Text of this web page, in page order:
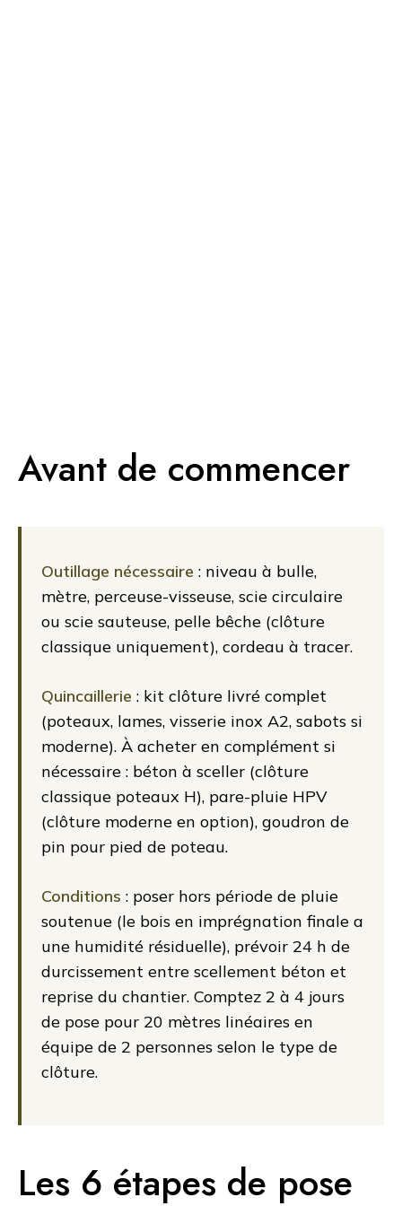
Avant de commencer
Outillage nécessaire : niveau à bulle,
mètre, perceuse-visseuse, scie circulaire
ou scie sauteuse, pelle bêche (clôture
classique uniquement), cordeau à tracer.
Quincaillerie : kit clôture livré complet
(poteaux, lames, visserie inox A2, sabots si
moderne). À acheter en complément si
nécessaire : béton à sceller (clôture
classique poteaux H), pare-pluie HPV
(clôture moderne en option), goudron de
pin pour pied de poteau.
Conditions : poser hors période de pluie
soutenue (le bois en imprégnation finale a
une humidité résiduelle), prévoir 24 h de
durcissement entre scellement béton et
reprise du chantier. Comptez 2 à 4 jours
de pose pour 20 mètres linéaires en
équipe de 2 personnes selon le type de
clôture.
Les 6 étapes de pose